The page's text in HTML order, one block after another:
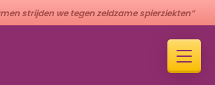
strijden we tegen zeldzame spierziekten”